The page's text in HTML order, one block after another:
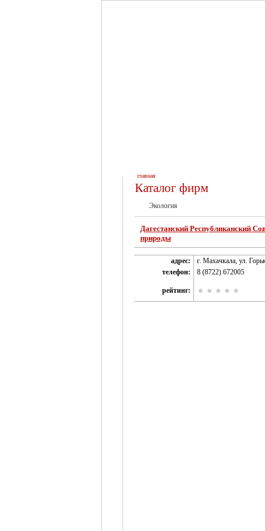
главная
Каталог фирм
Экология
Дагестанский Республиканский
природы
адрес:
г. Махачкала, ул.
телефон:
8 (8722) 672005
рейтинг: